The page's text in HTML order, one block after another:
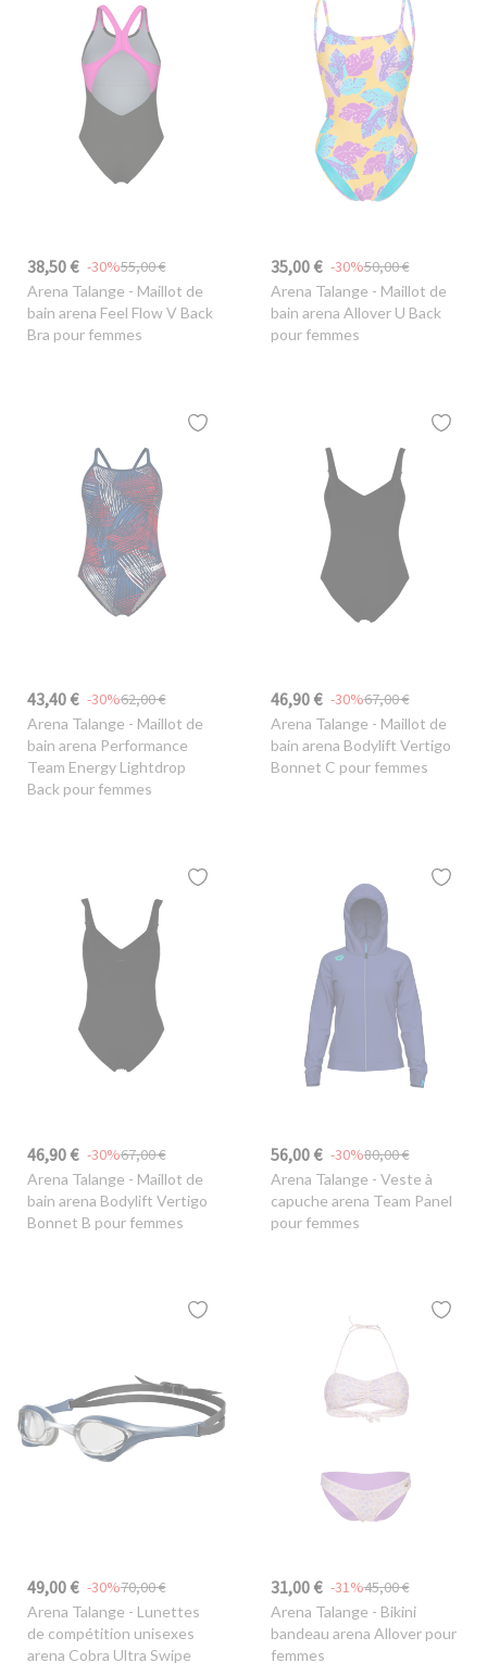
38,50 € 55,00 €
-30%
Arena Talange - Maillot de
bain arena Feel Flow V Back
Bra pour femmes
35,00 € 50,00 €
-30%
Arena Talange - Maillot de
bain arena Allover U Back
pour femmes
43,40 € 62,00 €
-30%
Arena Talange - Maillot de
bain arena Performance
Team Energy Lightdrop
Back pour femmes
46,90 € 67,00 €
-30%
Arena Talange - Maillot de
bain arena Bodylift Vertigo
Bonnet C pour femmes
46,90 € 67,00 €
-30%
Arena Talange - Maillot de
bain arena Bodylift Vertigo
Bonnet B pour femmes
56,00 € 80,00 €
-30%
Arena Talange - Veste à
capuche arena Team Panel
pour femmes
49,00 € 70,00 €
-30%
Arena Talange - Lunettes
de compétition unisexes
arena Cobra Ultra Swipe
31,00 € 45,00 €
-31%
Arena Talange - Bikini
bandeau arena Allover pour
femmes